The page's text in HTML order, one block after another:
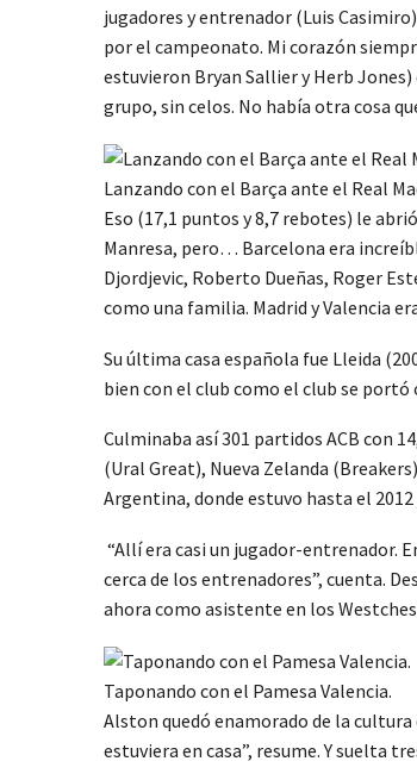
jugadores y entrenador (Luis
por el campeonato. Mi corazón
estuvieron Bryan Sallier y Herb
grupo, sin celos. No había otra cosa
Lanzando con el Barça ante el Real
Eso (17,1 puntos y 8,7 rebotes) le
Manresa, pero… Barcelona era
Djordjevic, Roberto Dueñas, Roger
como una familia. Madrid y Valencia
Su última casa española fue Lleida
bien con el club como el club se portó
Culminaba así 301 partidos ACB con
(Ural Great), Nueva Zelanda
Argentina, donde estuvo hasta el
“Allí era casi un jugador-entrenador.
cerca de los entrenadores”, cuenta.
ahora como asistente en los
Taponando con el Pamesa Valencia.
Alston quedó enamorado de la
estuviera en casa”, resume. Y suelta